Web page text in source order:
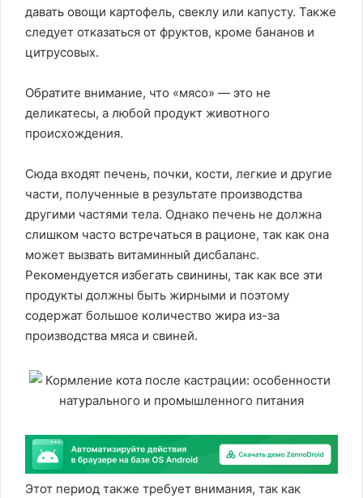
давать овощи картофель, свеклу или капусту. Также
следует отказаться от фруктов, кроме бананов и
цитрусовых.
Обратите внимание, что «мясо» — это не
деликатесы, а любой продукт животного
происхождения.
Сюда входят печень, почки, кости, легкие и другие
части, полученные в результате производства
другими частями тела. Однако печень не должна
слишком часто встречаться в рационе, так как она
может вызвать витаминный дисбаланс.
Рекомендуется избегать свинины, так как все эти
продукты должны быть жирными и поэтому
содержат большое количество жира из-за
производства мяса и свиней.
Этот период также требует внимания, так как